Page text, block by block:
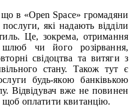
що в «Open Space» громадяни
які надають відділи
Це, зокрема, отримання
чи його розірвання,
свідоцтва та витяги з
стану. Також тут є
будь-якою банківькою
Відвідувач вже не повинен
щоб оплатити квитанцію.